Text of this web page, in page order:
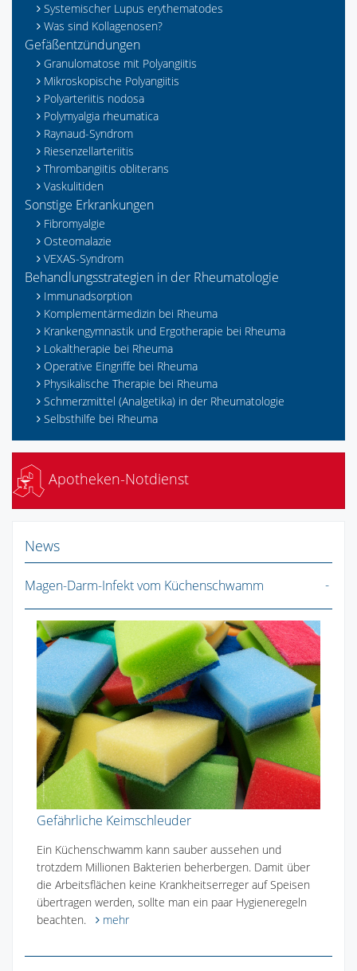
Systemischer Lupus erythematodes
Was sind Kollagenosen?
Gefäßentzündungen
Granulomatose mit Polyangiitis
Mikroskopische Polyangiitis
Polyarteriitis nodosa
Polymyalgia rheumatica
Raynaud-Syndrom
Riesenzellarteriitis
Thrombangiitis obliterans
Vaskulitiden
Sonstige Erkrankungen
Fibromyalgie
Osteomalazie
VEXAS-Syndrom
Behandlungsstrategien in der Rheumatologie
Immunadsorption
Komplementärmedizin bei Rheuma
Krankengymnastik und Ergotherapie bei Rheuma
Lokaltherapie bei Rheuma
Operative Eingriffe bei Rheuma
Physikalische Therapie bei Rheuma
Schmerzmittel (Analgetika) in der Rheumatologie
Selbsthilfe bei Rheuma
Apotheken-Notdienst
News
Magen-Darm-Infekt vom Küchenschwamm
Gefährliche Keimschleuder
Ein Küchenschwamm kann sauber aussehen und
trotzdem Millionen Bakterien beherbergen. Damit über
die Arbeitsflächen keine Krankheitserreger auf Speisen
übertragen werden, sollte man ein paar Hygieneregeln
beachten.
mehr